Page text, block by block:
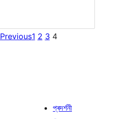
Previous1 2 3 4
প্ৰদৰ্শনী